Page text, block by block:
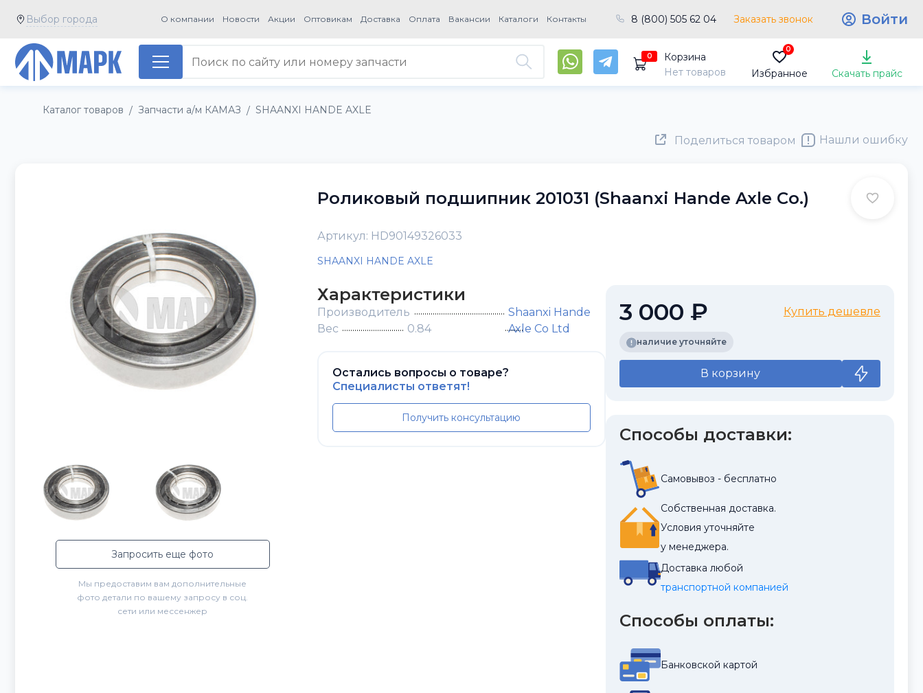
Выбор города О компании Новости Акции Оптовикам Доставка Оплата Вакансии Каталоги Контакты 8 (800) 505 62 04 Заказать звонок Войти
0
Корзина
Нет товаров
0
Избранное Скачать прайс
Каталог товаров / Запчасти а/м КАМАЗ / SHAANXI HANDE AXLE
Поделиться товаром Нашли ошибку
Запросить еще фото
Мы предоставим вам дополнительные
фото детали по вашему запросу в соц.
сети или мессенжер
Роликовый подшипник 201031 (Shaanxi Hande Axle Co.)
Артикул: HD90149326033
SHAANXI HANDE AXLE
Характеристики
Производитель
Shaanxi Hande
Axle Co Ltd
Вес 0.84
Остались вопросы о товаре?
Специалисты ответят!
Получить консультацию
3 000 ₽ Купить дешевле
наличие уточняйте
В корзину
Способы доставки:
Самовывоз - бесплатно
Собственная доставка.
Условия уточняйте
у менеджера.
Доставка любой
транспортной компанией
Способы оплаты:
Банковской картой